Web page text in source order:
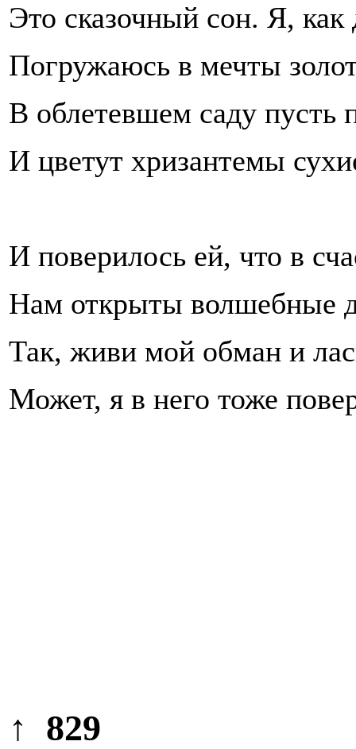
Это сказочный сон. Я,
Погружаюсь в мечты
В облетевшем саду пусть
И цветут хризантемы
И поверилось ей, что в
Нам открыты волшебные
Так, живи мой обман и
Может, я в него тоже
↑ 829